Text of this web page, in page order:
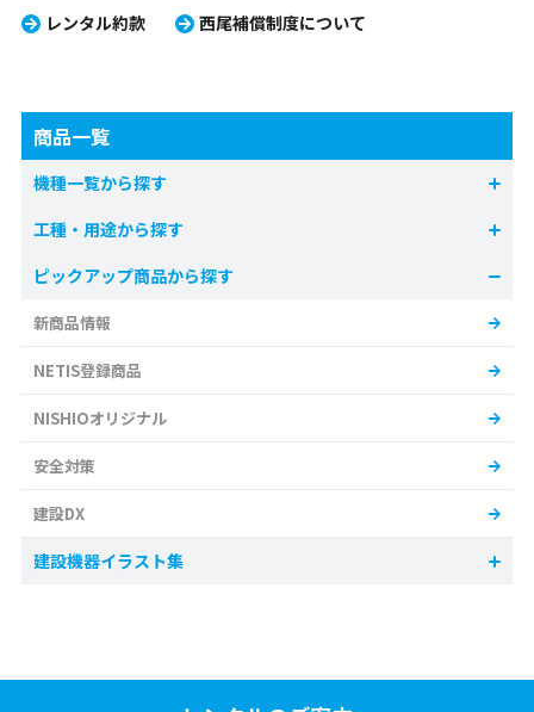
レンタル約款 西尾補償制度について
商品一覧
機種一覧から探す
工種・用途から探す
ピックアップ商品から探す
新商品情報
NETIS登録商品
NISHIOオリジナル
安全対策
建設DX
建設機器イラスト集